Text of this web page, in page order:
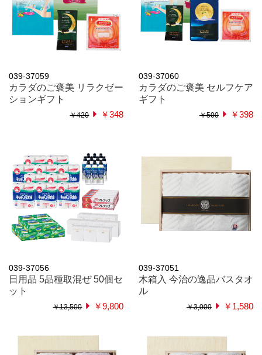
039-37059
カラダのご褒美 リラクゼー
ションギフト
￥420 ￥348
039-37060
カラダのご褒美 セルフケア
ギフト
￥500 ￥398
039-37056
日用品 5品種取混ぜ 50個セ
ット
￥13,500 ￥9,800
039-37051
木箱入 今治の逸品バスタオ
ル
￥3,000 ￥1,580